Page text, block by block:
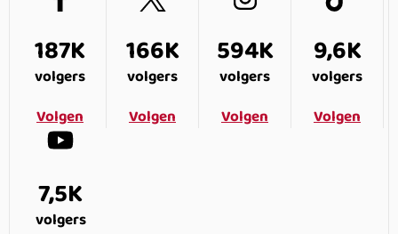
187K
volgers
Volgen
166K
volgers
Volgen
594K
volgers
Volgen
9,6K
volgers
Volgen
7,5K
volgers